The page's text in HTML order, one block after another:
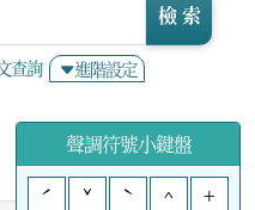
查詢 進階設定
檢 索
聲調符號小鍵盤
ˊ
ˇ ˋ ^ +